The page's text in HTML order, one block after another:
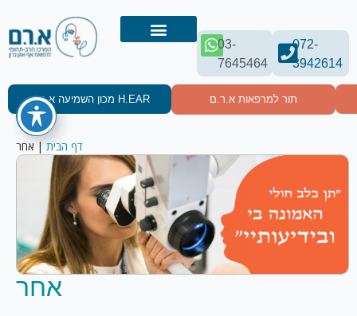
03-
7645464
072-
3942614
תור למרפאות א.ר.ם מכון השמיעה א.ר.ם H.EAR
דף הבית | אחר
אחר